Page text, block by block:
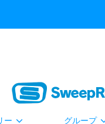
ー グループ